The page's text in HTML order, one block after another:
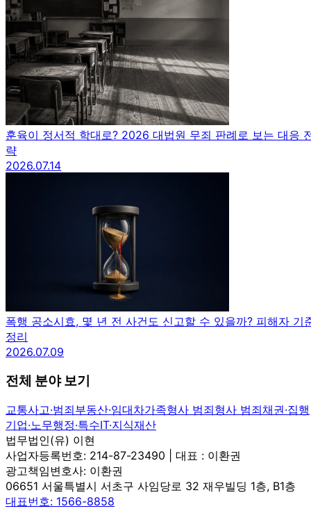
훈육이 정서적 학대로? 2026 대법원 무죄 판례로 보는 대응
략
2026.07.14
폭행 공소시효, 몇 년 전 사건도 신고할 수 있을까? 피해자 기
정리
2026.07.09
전체 분야 보기
교통사고·범죄부동산·임대차가족형사 범죄형사 범죄채권·집행
기업·노무행정·특수IT·지식재산
법무법인(유) 이현
사업자등록번호: 214-87-23490 | 대표 : 이환권
광고책임변호사: 이환권
06651 서울특별시 서초구 사임당로 32 재우빌딩 1층, B1층
대표번호: 1566-8858